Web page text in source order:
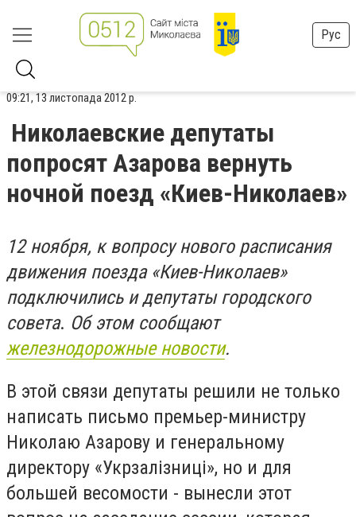
Рус
09:21, 13 листопада 2012 р.
Николаевские депутаты
попросят Азарова вернуть
ночной поезд «Киев-Николаев»
12 ноября, к вопросу нового расписания
движения поезда «Киев-Николаев»
подключились и депутаты городского
совета. Об этом сообщают
железнодорожные новости.
В этой связи депутаты решили не только
написать письмо премьер-министру
Николаю Азарову и генеральному
директору «Укрзалізниці», но и для
большей весомости - вынесли этот